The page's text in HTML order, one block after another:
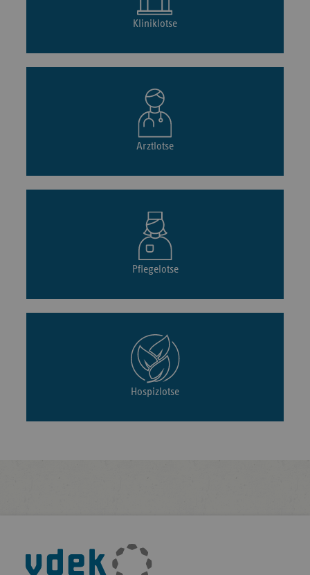
Kliniklotse
Arztlotse
Pflegelotse
Hospizlotse
Fußleisten-
Navigation